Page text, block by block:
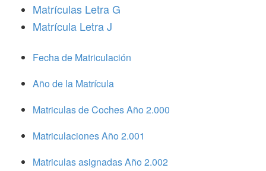
Matrículas Letra G
Matrícula Letra J
Fecha de Matriculación
Año de la Matrícula
Matriculas de Coches Año 2.000
Matriculaciones Año 2.001
Matriculas asignadas Año 2.002